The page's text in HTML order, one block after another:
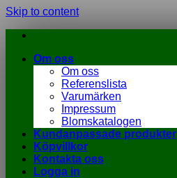
Skip to content
Om oss
Om oss
Referenslista
Varumärken
Impressum
Blomskatalogen
Kundanpassade produkter
Köpvillkor
Kontakta oss
Logga in